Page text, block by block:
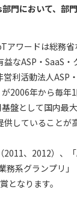
門において、部
アワードは総務
益なASP・SaaS
利活動法人ASP
2006年から毎年1
盤として国内最
供していることが
2011、2012）、「
務系グランプリ
となります。